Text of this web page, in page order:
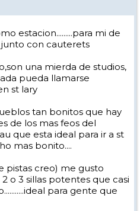
estacion.........para mi de
con cauterets
una mierda de studios,
pueda llamarse
st lary
tan bonitos que hay
de los mas feos del
que esta ideal para ir a st
mas bonito....
pistas creo) me gusto
2 o 3 sillas potentes que casi
para gente que